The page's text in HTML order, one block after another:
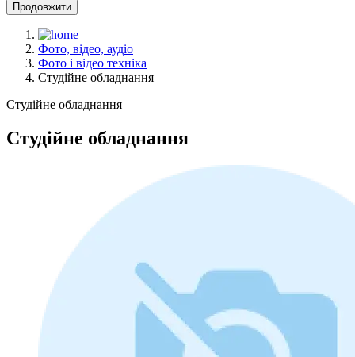
Продовжити
Фото, відео, аудіо
Фото і відео техніка
Студійне обладнання
Студійне обладнання
Студійне обладнання